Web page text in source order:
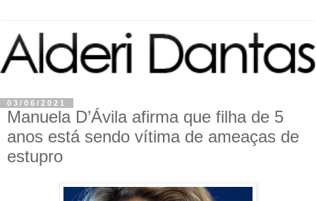
03/06/2021
Manuela D’Ávila afirma que filha de 5
anos está sendo vítima de ameaças de
estupro